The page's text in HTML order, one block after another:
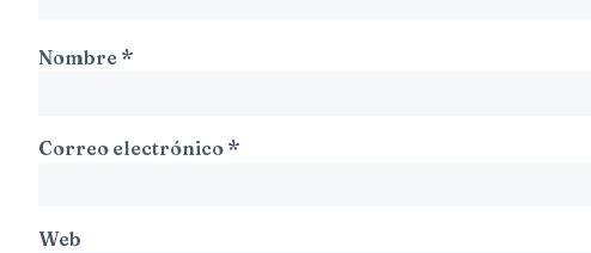
Nombre *
Correo electrónico *
Web